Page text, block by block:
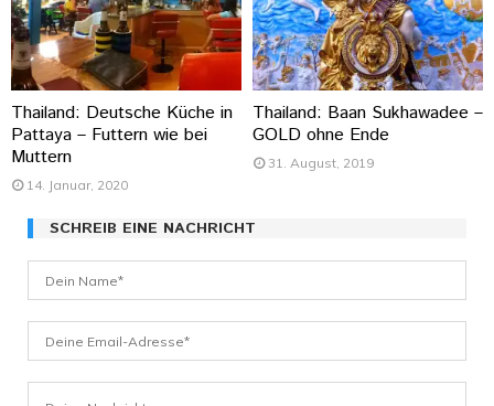
Thailand: Deutsche Küche in
Pattaya – Futtern wie bei
Muttern
14. Januar, 2020
Thailand: Baan Sukhawadee –
GOLD ohne Ende
31. August, 2019
SCHREIB EINE NACHRICHT